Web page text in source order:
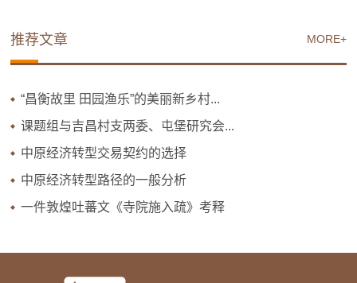
MORE+
推荐文章
“昌衡故里 田园渔乐”的美丽新乡村...
课题组与吉昌村支两委、屯堡研究会...
中原经济转型交易契约的选择
中原经济转型路径的一般分析
一件敦煌吐蕃文《寺院施入疏》考释